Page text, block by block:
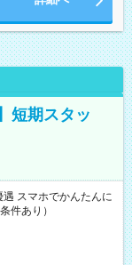
短期スタッ
スマホでかんたんに
件あり）